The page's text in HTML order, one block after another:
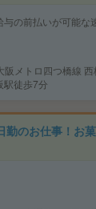
の前払いが可能な
メトロ四つ橋線 西
駅徒歩7分
勤のお仕事！お